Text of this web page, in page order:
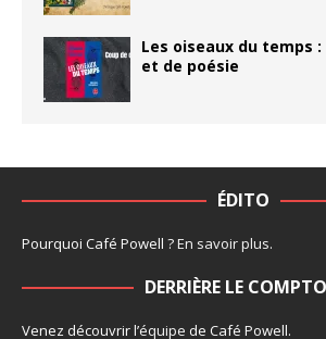
Les oiseaux du temps :
et de poésie
ÉDITO
Pourquoi Café Powell ?En savoir plus.
DERRIÈRE LE
Venez découvrir l’équipe de Café Powell.